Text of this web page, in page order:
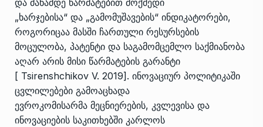
და მანამდე წარმატებით მოქმედი
„ხარჯებისა“ და „გამომუშავების“ ინდიკატორები,
როგორიცაა მასში ჩართული რესურსების
მოცულობა, პატენტი და საგამომცემლო საქმიანობა
აღარ არის მისი წარმატების გარანტი
[ Tsirenshchikov V. 2019]. ინოვაციურ პოლიტიკაში
ცვლილებები გამოაცხადა
ევროკომისარმა მეცნიერების, კვლევისა და
ინოვაციების საკითხებში კარლოს